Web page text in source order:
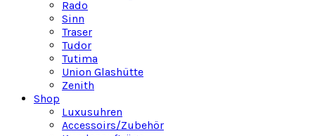
Rado
Sinn
Traser
Tudor
Tutima
Union Glashütte
Zenith
Shop
Luxusuhren
Accessoirs/Zubehör